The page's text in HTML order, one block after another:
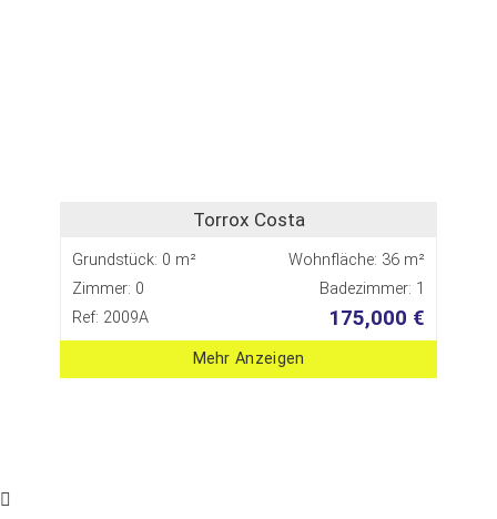
Torrox Costa
Grundstück: 0 m²
Wohnfläche: 36 m²
Zimmer: 0
Badezimmer: 1
Ref: 2009A
175,000 €
Mehr Anzeigen